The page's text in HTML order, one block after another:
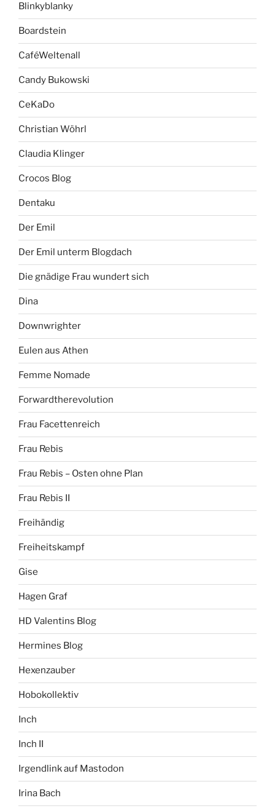
Blinkyblanky
Boardstein
CaféWeltenall
Candy Bukowski
CeKaDo
Christian Wöhrl
Claudia Klinger
Crocos Blog
Dentaku
Der Emil
Der Emil unterm Blogdach
Die gnädige Frau wundert sich
Dina
Downwrighter
Eulen aus Athen
Femme Nomade
Forwardtherevolution
Frau Facettenreich
Frau Rebis
Frau Rebis – Osten ohne Plan
Frau Rebis II
Freihändig
Freiheitskampf
Gise
Hagen Graf
HD Valentins Blog
Hermines Blog
Hexenzauber
Hobokollektiv
Inch
Inch II
Irgendlink auf Mastodon
Irina Bach